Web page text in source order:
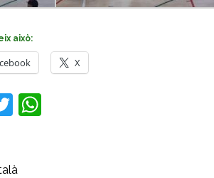
això:
X
Twitter